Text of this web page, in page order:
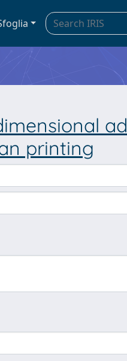
printing